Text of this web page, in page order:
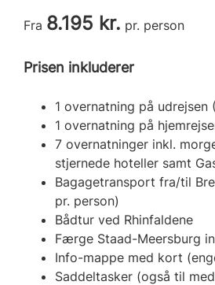
Fra 8.195 kr. pr. person
Prisen inkluderer
1 overnatning på udrejsen
1 overnatning på
7 overnatninger inkl.
stjernede hoteller samt
Bagagetransport fra/til
pr. person)
Bådtur ved Rhinfaldene
Færge Staad-Meersburg
Info-mappe med kort
Saddeltasker (også til